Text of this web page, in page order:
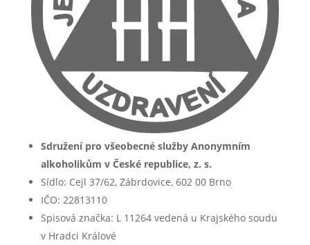
Sdružení pro všeobecné služby Anonymním
alkoholikům v České republice, z. s.
Sídlo: Cejl 37/62, Zábrdovice, 602 00 Brno
IČO: 22813110
Spisová značka: L 11264 vedená u Krajského soudu
v Hradci Králové